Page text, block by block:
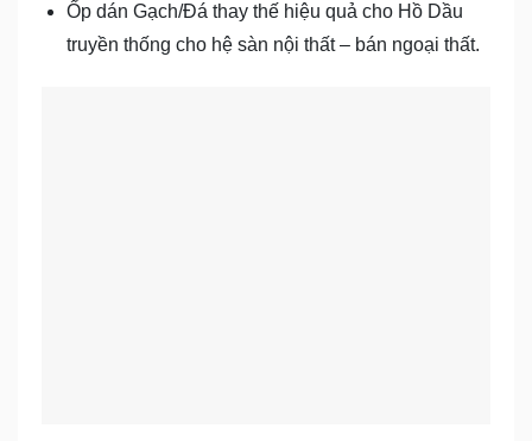
Ốp dán Gạch/Đá thay thế hiệu quả cho Hồ Dầu
truyền thống cho hệ sàn nội thất – bán ngoại thất.